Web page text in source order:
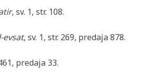
, sv. 1, str. 108.
evsat, sv. 1, str. 269, predaja 878.
predaja 33.